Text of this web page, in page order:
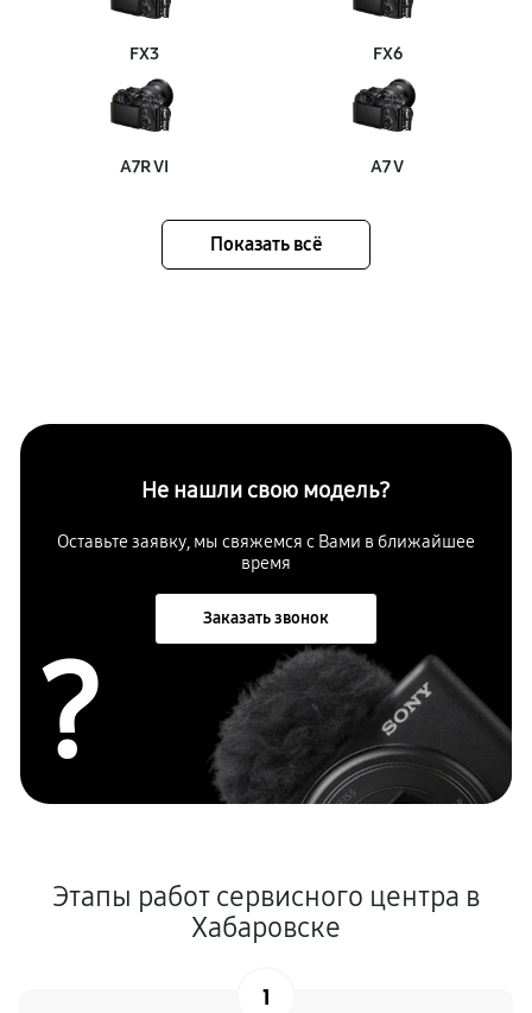
FX3 FX6
A7R VI A7 V
Показать всё
Не нашли свою модель?
Оставьте заявку, мы свяжемся с Вами в ближайшее
время
Заказать звонок
?
Этапы работ сервисного центра в
Хабаровске
1